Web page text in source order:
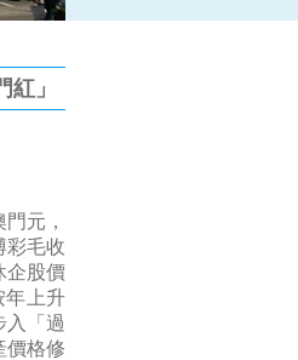
」
元，
彩毛收
企股價
年上升
入「過
價格修